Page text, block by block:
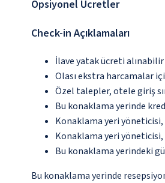
Opsiyonel Ücretler
Check-in Açıklamaları
İlave yatak ücreti
Olası ekstra harcamalar
Özel talepler, otele giriş
Bu konaklama yerinde
Konaklama yeri
Konaklama yeri
Bu konaklama yerindeki
Bu konaklama yerinde